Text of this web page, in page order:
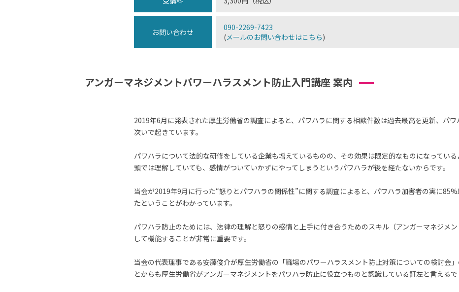
お問い合わせ
090-2269-7423
(メールのお問い合わせはこちら)
アンガーマネジメントパワーハラスメント防止入門講座 案内
2019年6月に発表された厚生労働省の調査によると、パワハラに関する相談件数は過去最高を更新、パ
次いで起きています。
パワハラについて法的な研修をしている企業も増えているものの、その効果は限定的なものになっている
頭では理解していても、感情がついていかずにやってしまうというパワハラが後を経たないからです。
当会が2019年9月に行った“怒りとパワハラの関係性”に関する調査によると、パワハラ加害者の実に
たということがわかっています。
パワハラ防止のためには、法律の理解と怒りの感情と上手に付き合うためのスキル（アンガーマネジメ
して機能することが非常に重要です。
当会の代表理事である安藤俊介が厚生労働省の「職場のパワーハラスメント防止対策についての検討会
とからも厚生労働省がアンガーマネジメントをパワハラ防止に役立つものと認識している証左と言えるで